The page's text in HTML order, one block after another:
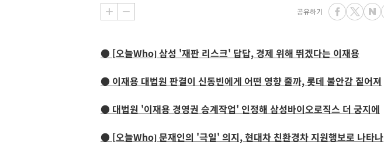
공유하기
● [오늘Who] 삼성 '재판 리스크' 답답, 경제 위해 뛰겠다는 이재용
● 이재용 대법원 판결이 신동빈에게 어떤 영향 줄까, 롯데 불안감 짙어져
● 대법원 '이재용 경영권 승계작업' 인정해 삼성바이오로직스 더 궁지에
● [오늘Who] 문재인의 '극일' 의지, 현대차 친환경차 지원행보로 나타나